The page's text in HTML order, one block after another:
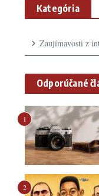
Kategória
Zaujímavosti z
Odporúčané
1
2